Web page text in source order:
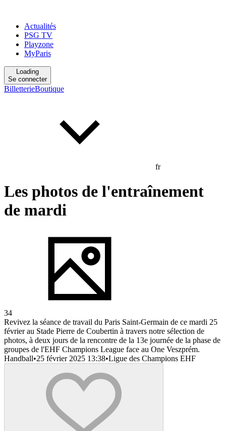
Actualités
PSG TV
Playzone
MyParis
Loading
Se connecter
BilletterieBoutique
fr
Les photos de l'entraînement
de mardi
34
Revivez la séance de travail du Paris Saint-Germain de ce mardi 25
février au Stade Pierre de Coubertin à travers notre sélection de
photos, à deux jours de la rencontre de la 13e journée de la phase de
groupes de l'EHF Champions League face au One Veszprém.
Handball•25 février 2025 13:38•Ligue des Champions EHF